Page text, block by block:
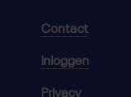
Contact
Inloggen
Privacy